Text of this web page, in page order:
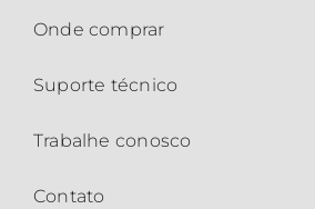
Onde comprar
Suporte técnico
Trabalhe conosco
Contato